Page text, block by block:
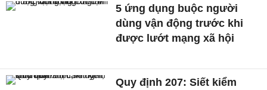
5 ứng dụng buộc người
dùng vận động trước khi
được lướt mạng xã hội
Quy định 207: Siết kiểm